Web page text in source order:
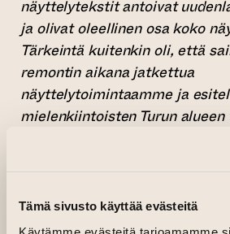
Tämä sivusto käyttää evästeitä
näyttelytekstit antoivat
ja olivat oleellinen osa koko
Tärkeintä kuitenkin oli, että
remontin aikana jatkettua
näyttelytoimintaamme ja
mielenkiintoisten Turun
Peruskorjattu WAM